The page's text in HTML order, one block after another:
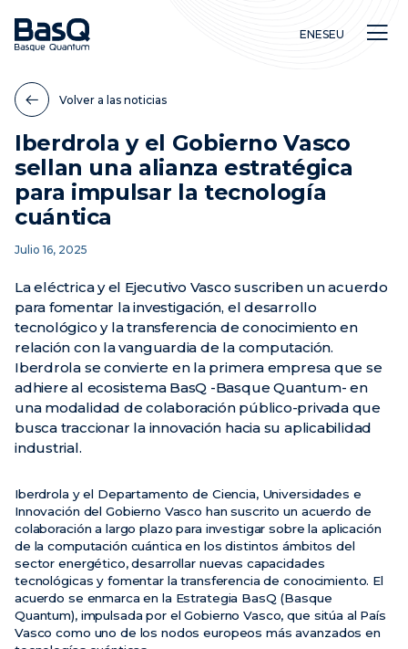
Investigación
Educación
Vídeos
ENESEU
Volver a las noticias
Iberdrola y el Gobierno Vasco
sellan una alianza estratégica
para impulsar la tecnología
cuántica
Julio 16, 2025
La eléctrica y el Ejecutivo Vasco suscriben un acuerdo
para fomentar la investigación, el desarrollo
tecnológico y la transferencia de conocimiento en
relación con la vanguardia de la computación.
Iberdrola se convierte en la primera empresa que se
adhiere al ecosistema BasQ -Basque Quantum- en
una modalidad de colaboración público-privada que
busca traccionar la innovación hacia su aplicabilidad
industrial.
Iberdrola y el Departamento de Ciencia, Universidades e
Innovación del Gobierno Vasco han suscrito un acuerdo de
colaboración a largo plazo para investigar sobre la aplicación
de la computación cuántica en los distintos ámbitos del
sector energético, desarrollar nuevas capacidades
tecnológicas y fomentar la transferencia de conocimiento. El
acuerdo se enmarca en la Estrategia BasQ (Basque
Quantum), impulsada por el Gobierno Vasco, que sitúa al País
Vasco como uno de los nodos europeos más avanzados en